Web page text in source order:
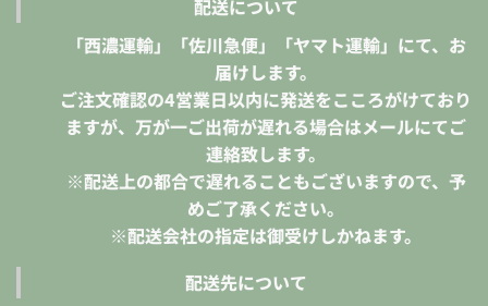
配送について
「西濃運輸」「佐川急便」「ヤマト運輸」にて、お
届けします。
ご注文確認の4営業日以内に発送をこころがけており
ますが、万が一ご出荷が遅れる場合はメールにてご
連絡致します。
※配送上の都合で遅れることもございますので、予
めご了承ください。
※配送会社の指定は御受けしかねます。
配送先について